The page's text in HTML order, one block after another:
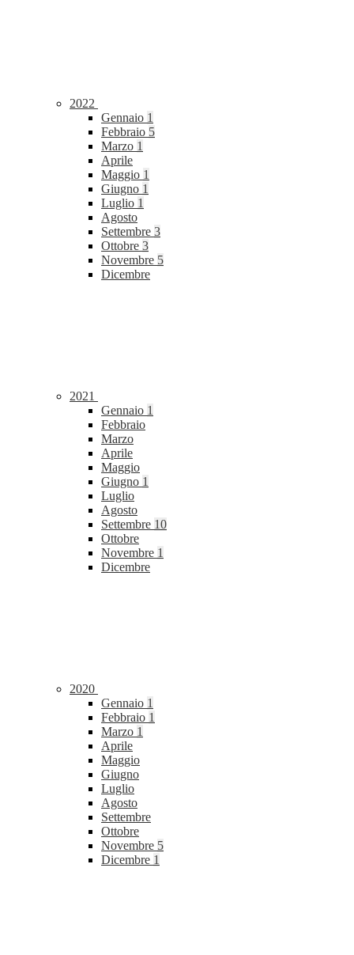
2022
Gennaio 1
Febbraio 5
Marzo 1
Aprile
Maggio 1
Giugno 1
Luglio 1
Agosto
Settembre 3
Ottobre 3
Novembre 5
Dicembre
2021
Gennaio 1
Febbraio
Marzo
Aprile
Maggio
Giugno 1
Luglio
Agosto
Settembre 10
Ottobre
Novembre 1
Dicembre
2020
Gennaio 1
Febbraio 1
Marzo 1
Aprile
Maggio
Giugno
Luglio
Agosto
Settembre
Ottobre
Novembre 5
Dicembre 1